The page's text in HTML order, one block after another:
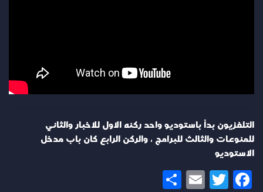
التلفزيون بدأ باستوديو واحد ركنه الاول للاخبار والثاني
للمنوعات والثالث للبرامج ، والركن الرابع كان باب مدخل
الاستوديو
Facebook
Twitter
Email